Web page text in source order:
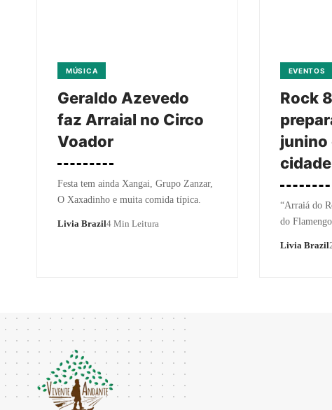
MÚSICA
Geraldo Azevedo
faz Arraial no Circo
Voador
Festa tem ainda Xangai, Grupo Zanzar,
O Xaxadinho e muita comida típica.
Livia Brazil4 Min Leitura
EVENTOS
Rock
junino
“Arraiá do
do
Livia Brazil